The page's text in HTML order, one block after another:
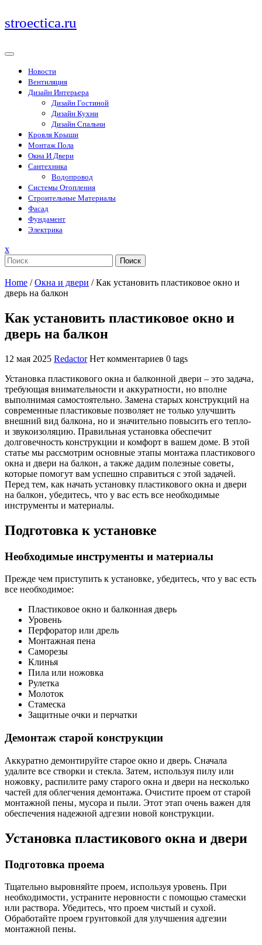
Перейти
к
stroectica.ru
Новости
Вентиляция
Дизайн Интерьера
Дизайн Гостиной
Дизайн Кухни
Дизайн Спальни
Кровля Крыши
Монтаж Пола
Окна И Двери
Сантехника
Водопровод
Системы Отопления
Строительные Материалы
Фасад
Фундамент
Электрика
xЗакрыть
меню
Поиск
Home /Окна и двери /Как установить пластиковое окно и
дверь на балкон
Как установить пластиковое окно и
дверь на балкон
12 мая 2025 Redactor Нет комментариев 0 tags
Установка пластикового окна и балконной двери – это задача‚
требующая внимательности и аккуратности‚ но вполне
выполнимая самостоятельно. Замена старых конструкций на
современные пластиковые позволяет не только улучшить
внешний вид балкона‚ но и значительно повысить его тепло-
и звукоизоляцию. Правильная установка обеспечит
долговечность конструкции и комфорт в вашем доме. В этой
статье мы рассмотрим основные этапы монтажа пластикового
окна и двери на балкон‚ а также дадим полезные советы‚
которые помогут вам успешно справиться с этой задачей.
Перед тем‚ как начать установку пластикового окна и двери
на балкон‚ убедитесь‚ что у вас есть все необходимые
инструменты и материалы.
Подготовка к установке
Необходимые инструменты и материалы
Прежде чем приступить к установке‚ убедитесь‚ что у вас есть
все необходимое:
Пластиковое окно и балконная дверь
Уровень
Перфоратор или дрель
Монтажная пена
Саморезы
Клинья
Пила или ножовка
Рулетка
Молоток
Стамеска
Защитные очки и перчатки
Демонтаж старой конструкции
Аккуратно демонтируйте старое окно и дверь. Сначала
удалите все створки и стекла. Затем‚ используя пилу или
ножовку‚ распилите раму старого окна и двери на несколько
частей для облегчения демонтажа. Очистите проем от старой
монтажной пены‚ мусора и пыли. Этот этап очень важен для
обеспечения надежной адгезии новой конструкции.
Установка пластикового окна и двери
Подготовка проема
Тщательно выровняйте проем‚ используя уровень. При
необходимости‚ устраните неровности с помощью стамески
или раствора. Убедитесь‚ что проем чистый и сухой.
Обработайте проем грунтовкой для улучшения адгезии
монтажной пены.